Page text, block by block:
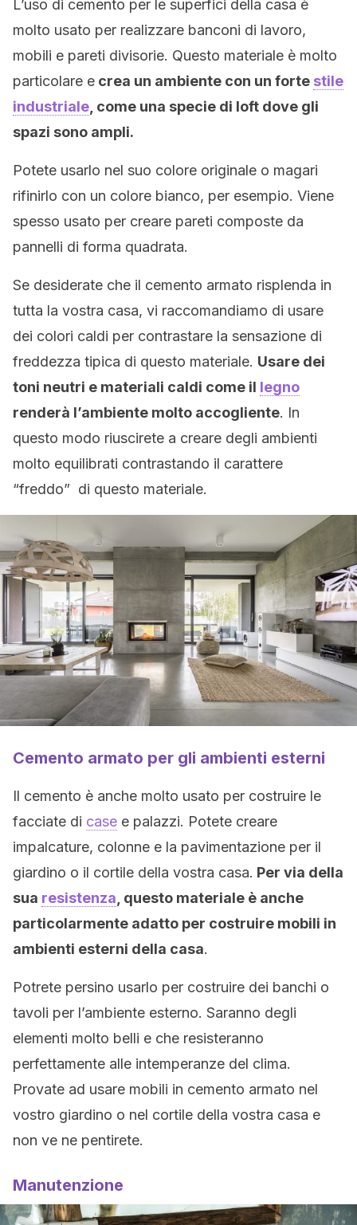
L’uso di cemento per le superfici della casa è
molto usato per realizzare banconi di lavoro,
mobili e pareti divisorie. Questo materiale è molto
particolare e crea un ambiente con un forte stile
industriale , come una specie di loft dove gli
spazi sono ampli.
Potete usarlo nel suo colore originale o magari
rifinirlo con un colore bianco, per esempio. Viene
spesso usato per creare pareti composte da
pannelli di forma quadrata.
Se desiderate che il cemento armato risplenda in
tutta la vostra casa, vi raccomandiamo di usare
dei colori caldi per contrastare la sensazione di
freddezza tipica di questo materiale. Usare dei
toni neutri e materiali caldi come il legno
renderà l’ambiente molto accogliente. In
questo modo riuscirete a creare degli ambienti
molto equilibrati contrastando il carattere
“freddo” di questo materiale.
Cemento armato per gli ambienti esterni
Il cemento è anche molto usato per costruire le
facciate di case e palazzi. Potete creare
impalcature, colonne e la pavimentazione per il
giardino o il cortile della vostra casa. Per via della
sua resistenza , questo materiale è anche
particolarmente adatto per costruire mobili in
ambienti esterni della casa.
Potrete persino usarlo per costruire dei banchi o
tavoli per l’ambiente esterno. Saranno degli
elementi molto belli e che resisteranno
perfettamente alle intemperanze del clima.
Provate ad usare mobili in cemento armato nel
vostro giardino o nel cortile della vostra casa e
non ve ne pentirete.
Manutenzione